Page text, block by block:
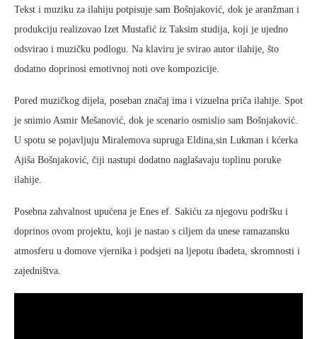
Tekst i muziku za ilahiju potpisuje sam Bošnjaković, dok je aranžman i
produkciju realizovao Izet Mustafić iz Taksim studija, koji je ujedno
odsvirao i muzičku podlogu. Na klaviru je svirao autor ilahije, što
dodatno doprinosi emotivnoj noti ove kompozicije.
Pored muzičkog dijela, poseban značaj ima i vizuelna priča ilahije. Spot
je snimio Asmir Mešanović, dok je scenario osmislio sam Bošnjaković.
U spotu se pojavljuju Miralemova supruga Eldina,sin Lukman i kćerka
Ajiša Bošnjaković, čiji nastupi dodatno naglašavaju toplinu poruke
ilahije.
Posebna zahvalnost upućena je Enes ef. Sakiću za njegovu podršku i
doprinos ovom projektu, koji je nastao s ciljem da unese ramazansku
atmosferu u domove vjernika i podsjeti na ljepotu ibadeta, skromnosti i
zajedništva.